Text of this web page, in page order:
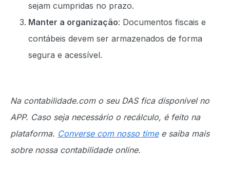
sejam cumpridas no prazo.
Manter a organização: Documentos fiscais e
contábeis devem ser armazenados de forma
segura e acessível.
Na contabilidade.com o seu DAS fica disponível no
APP. Caso seja necessário o recálculo, é feito na
plataforma. Converse com nosso timee saiba mais
sobre nossa contabilidade online.